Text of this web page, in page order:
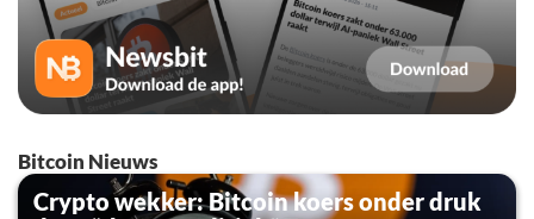
Bitcoin Nieuws
Crypto wekker: Bitcoin koers onder druk